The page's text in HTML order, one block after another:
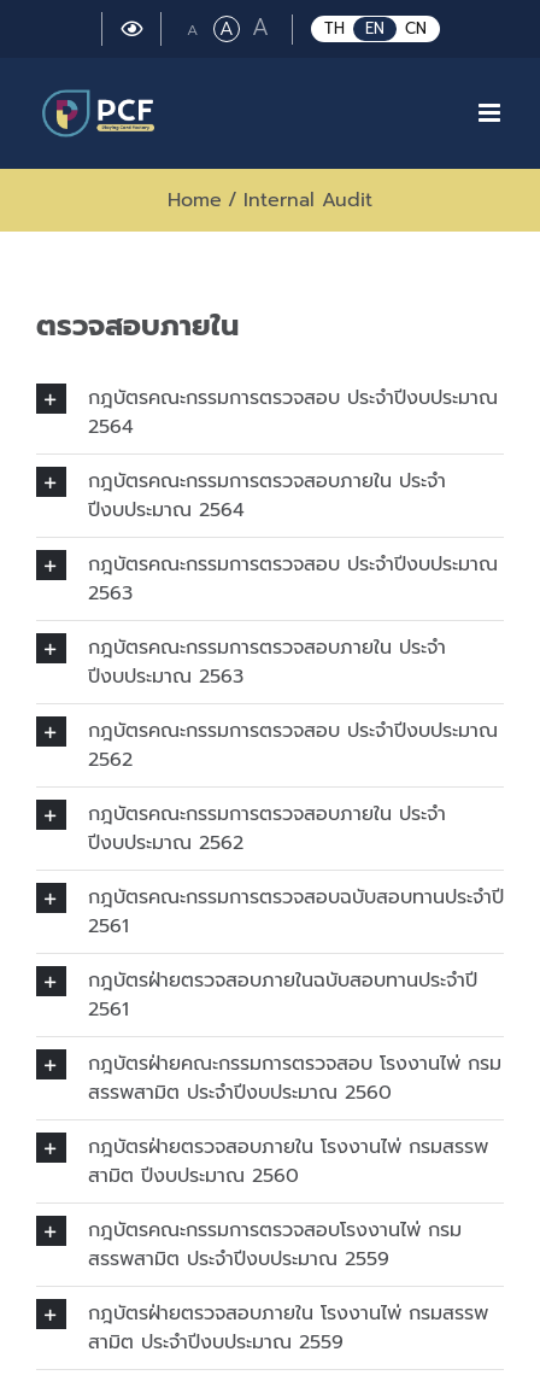
TH EN CN
A Small
ARegular
ALarge
font
Home / Internal Audit
ตรวจสอบภายใน
กฎบัตรคณะกรรมการตรวจสอบ ประจำปีงบประมาณ
2564
กฎบัตรคณะกรรมการตรวจสอบภายใน ประจำ
ปีงบประมาณ 2564
กฎบัตรคณะกรรมการตรวจสอบ ประจำปีงบประมาณ
2563
กฎบัตรคณะกรรมการตรวจสอบภายใน ประจำ
ปีงบประมาณ 2563
กฎบัตรคณะกรรมการตรวจสอบ ประจำปีงบประมาณ
2562
กฎบัตรคณะกรรมการตรวจสอบภายใน ประจำ
ปีงบประมาณ 2562
กฎบัตรคณะกรรมการตรวจสอบฉบับสอบทานประจำปี
2561
กฎบัตรฝ่ายตรวจสอบภายในฉบับสอบทานประจำปี
2561
กฎบัตรฝ่ายคณะกรรมการตรวจสอบ โรงงานไพ่ กรม
สรรพสามิต ประจำปีงบประมาณ 2560
กฎบัตรฝ่ายตรวจสอบภายใน โรงงานไพ่ กรมสรรพ
สามิต ปีงบประมาณ 2560
กฎบัตรคณะกรรมการตรวจสอบโรงงานไพ่ กรม
สรรพสามิต ประจำปีงบประมาณ 2559
กฎบัตรฝ่ายตรวจสอบภายใน โรงงานไพ่ กรมสรรพ
สามิต ประจำปีงบประมาณ 2559